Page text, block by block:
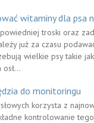
witaminy dla psa
troski oraz
już za czasu
wielkie psy takie
do monitoringu
korzysta z
kontrolowanie